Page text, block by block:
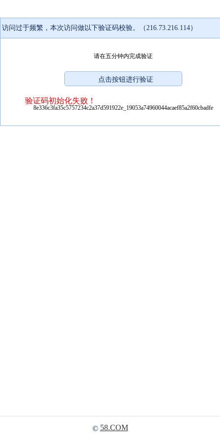
访问过于频繁，本次访问做以下验证码校验。（216.73.216.114）
请在五分钟内完成验证
验证码初始化失败！
8e336c3fa35c5757234c2a37d591922e_19053a74960044acaef85a2f60cbadfe
© 58.COM